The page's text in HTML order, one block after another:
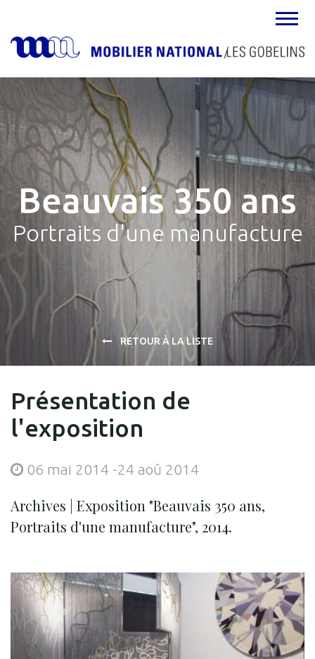
MENU
Beauvais 350 ans
Portraits d'une manufacture
RETOUR À LA LISTE
Présentation de
l'exposition
06 mai 2014 -24 aoû 2014
Archives | Exposition "Beauvais 350 ans,
Portraits d'une manufacture", 2014.